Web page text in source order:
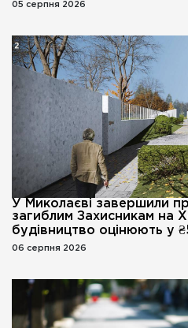
05 серпня 2026
У Миколаєві завершили
загиблим Захисникам на
будівництво оцінюють у
06 серпня 2026